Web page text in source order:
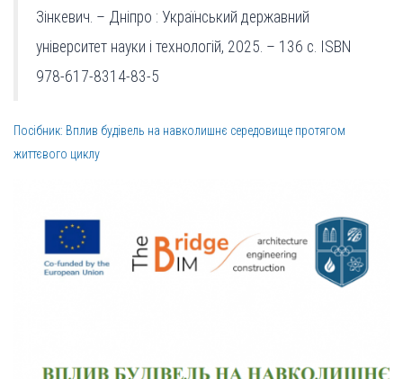
Зінкевич. – Дніпро : Український державний
університет науки і технологій, 2025. – 136 с. ISBN
978-617-8314-83-5
Посібник: Вплив будівель на навколишнє середовище протягом
життєвого циклу